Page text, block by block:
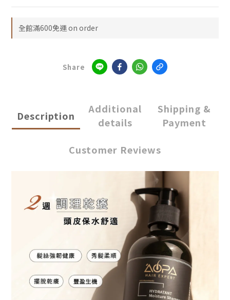
全館滿600免運 on order
Share
Description
Additional
details
Shipping &
Payment
Customer Reviews